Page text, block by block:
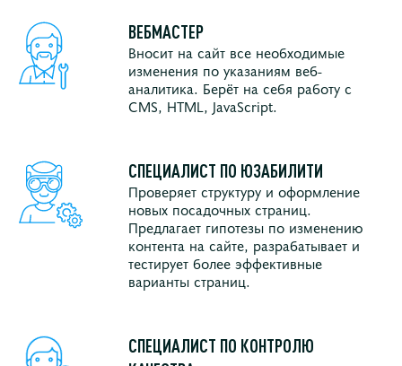
ВЕБМАСТЕР
Вносит на сайт все необходимые
изменения по указаниям веб-
аналитика. Берёт на себя работу с
CMS, HTML, JavaScript.
СПЕЦИАЛИСТ ПО ЮЗАБИЛИТИ
Проверяет структуру и оформление
новых посадочных страниц.
Предлагает гипотезы по изменению
контента на сайте, разрабатывает и
тестирует более эффективные
варианты страниц.
СПЕЦИАЛИСТ ПО КОНТРОЛЮ